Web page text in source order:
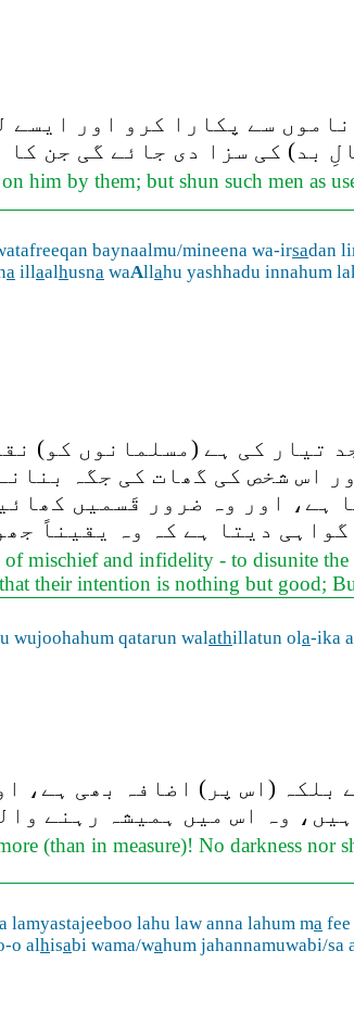
سے پکارا کرو اور ایسے
بد) کی سزا دی جائے گی جن کا
him by them; but shun such men as
baynaalmu/mineena wa-irsadan
a illaalhusna waAllahu yashhadu innahum
تیار کی ہے (مسلمانوں کو)
اس شخص کی گھات کی جگہ
ہے، اور وہ ضرور قَسمیں
دیتا ہے کہ وہ یقیناً
mischief and infidelity - to disunite
their intention is nothing but good;
wujoohahum qatarun walathillatun ola-ika a
(اس پر) اضافہ بھی ہے،
وہ اس میں ہمیشہ رہنے
(than in measure)! No darkness nor
lamyastajeeboo lahu law anna lahum ma
o alhisabi wama/wahum jahannamuwabi/sa